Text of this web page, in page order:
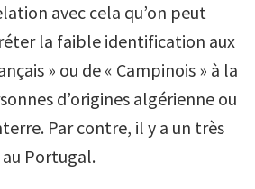
avec cela qu’on peut
la faible identification aux
» ou de « Campinois » à la
d’origines algérienne ou
Par contre, il y a un très
Portugal.